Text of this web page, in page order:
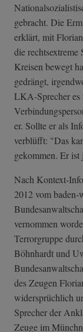
gebracht. Die
erklärt, mit
die rechtsextreme
Kreisen bewegt
gedrängt,
LKA-Sprecher es
er. Sollte er als
verblüfft: "Das
gekommen. Er ist
Nach Kontext-
2012 vom
vernommen
Terrorgruppe
Böhnhardt und
des Zeugen
widersprüchlich
Sprecher der
Zeuge im